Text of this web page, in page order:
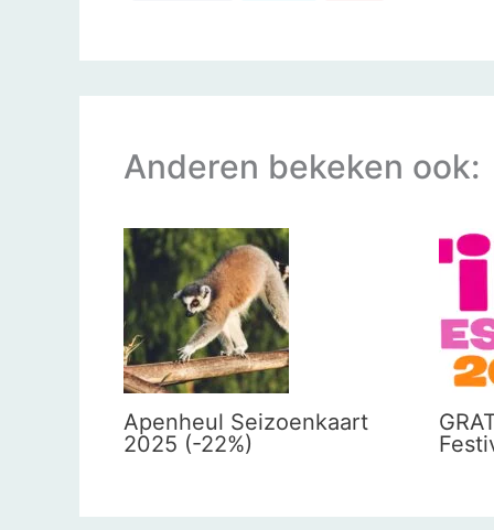
Anderen bekeken ook:
Apenheul Seizoenkaart
2025 (-22%)